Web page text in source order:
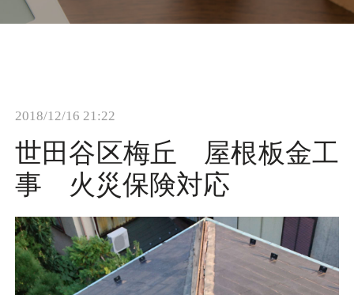
2018/12/16 21:22
世田谷区梅丘 屋根板金工
事 火災保険対応
i
i
o
n